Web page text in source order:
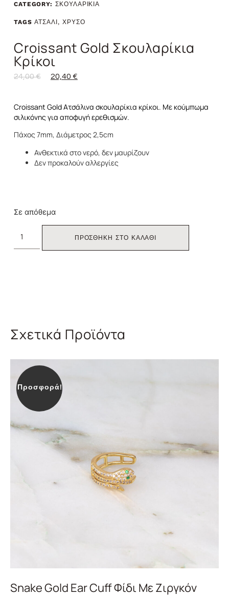
CATEGORY: ΣΚΟΥΛΑΡΙΚΙΑ
TAGS ΑΤΣΑΛΙ, ΧΡΥΣΟ
Croissant Gold Σκουλαρίκια
Κρίκοι
24,00€ 20,40 €
Croissant Gold Ατσάλινα σκουλαρίκια κρίκοι. Με κούμπωμα
σιλικόνης για αποφυγή ερεθισμών.
Πάχος 7mm, Διάμετρος 2,5cm
Ανθεκτικά στο νερό, δεν μαυρίζουν
Δεν προκαλούν αλλεργίες
Σε απόθεμα
ΠΡΟΣΘΗΚΗ ΣΤΟ ΚΑΛΑΘΙ
Σχετικά Προϊόντα
Προσφορά!
Snake Gold Ear Cuff Φίδι Με Ζιργκόν